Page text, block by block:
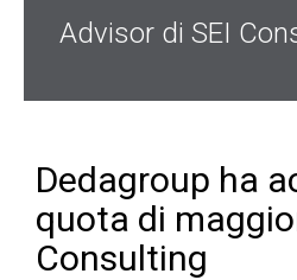
Advisor di SEI
Dedagroup ha
quota di
Consulting